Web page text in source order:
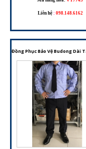
Liên hệ : 098.148.6162
Đồng Phục Bảo Vệ Budong Dài